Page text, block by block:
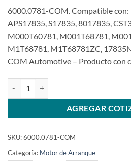
6000.0781-COM. Compatible
APS17835, S17835, 8017835,
M000T60781, M001T68781,
M1T68781, M1T68781ZC,
COM Automotive – Producto con
AGREGAR
SKU:6000.0781-COM
Categoría: Motor de Arranque